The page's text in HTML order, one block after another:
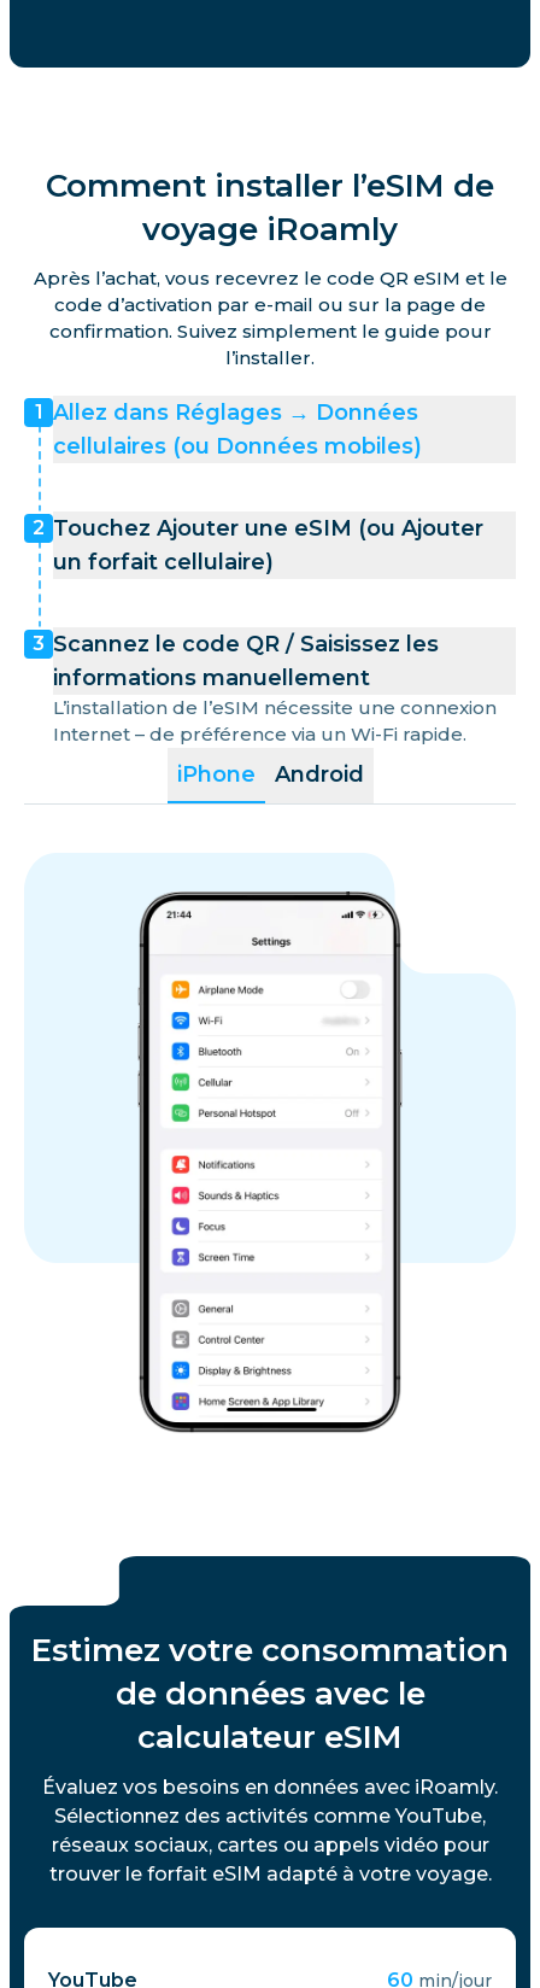
Comment installer l’eSIM de
voyage iRoamly
Après l’achat, vous recevrez le code QR eSIM et le
code d’activation par e-mail ou sur la page de
confirmation. Suivez simplement le guide pour
l’installer.
iPhone Android
1 Allez dans Réglages → Données
cellulaires (ou Données mobiles)
2 Touchez Ajouter une eSIM (ou Ajouter
un forfait cellulaire)
3 Scannez le code QR / Saisissez les
informations manuellement
L’installation de l’eSIM nécessite une connexion
Internet – de préférence via un Wi-Fi rapide.
Estimez votre consommation
de données avec le
calculateur eSIM
Évaluez vos besoins en données avec iRoamly.
Sélectionnez des activités comme YouTube,
réseaux sociaux, cartes ou appels vidéo pour
trouver le forfait eSIM adapté à votre voyage.
YouTube 60 min/jour